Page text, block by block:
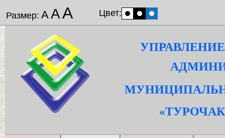
Размер: ААА Цвет: